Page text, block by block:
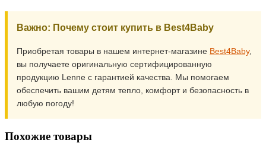
Важно: Почему стоит купить в Best4Baby
Приобретая товары в нашем интернет-магазине Best4Baby,
вы получаете оригинальную сертифицированную
продукцию Lenne с гарантией качества. Мы помогаем
обеспечить вашим детям тепло, комфорт и безопасность в
любую погоду!
Похожие товары